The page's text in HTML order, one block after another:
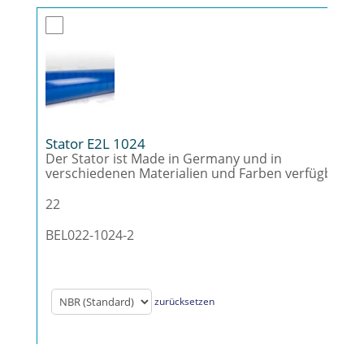
Stator E2L 1024
Der Stator ist Made in Germany und in
verschiedenen Materialien und Farben verfügbar.
22
BEL022-1024-2
zurücksetzen